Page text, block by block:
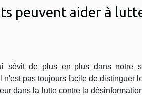
peuvent aider à
sévit de plus en plus dans notre
n'est pas toujours facile de distinguer
dans la lutte contre la